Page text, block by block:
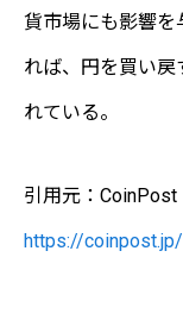
貨市場にも影響を
れば、円を買い
れている。
引用元：CoinPost
https://